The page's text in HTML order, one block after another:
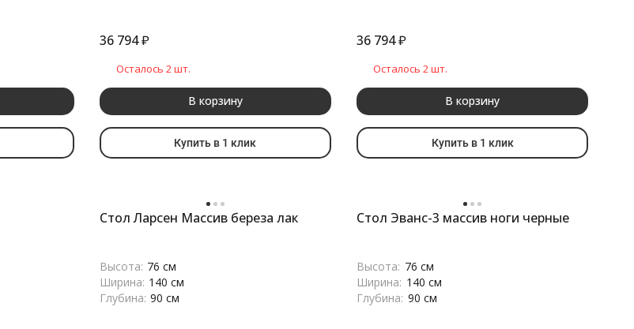
36 794₽
Осталось 2 шт.
В корзину
Купить в 1 клик
36 794₽
Осталось 2 шт.
В корзину
Купить в 1 клик
Стол Ларсен Массив береза лак
Высота: 76 см
Ширина: 140 см
Глубина: 90 см
Стол Эванс-3 массив ноги черные
Высота: 76 см
Ширина: 140 см
Глубина: 90 см